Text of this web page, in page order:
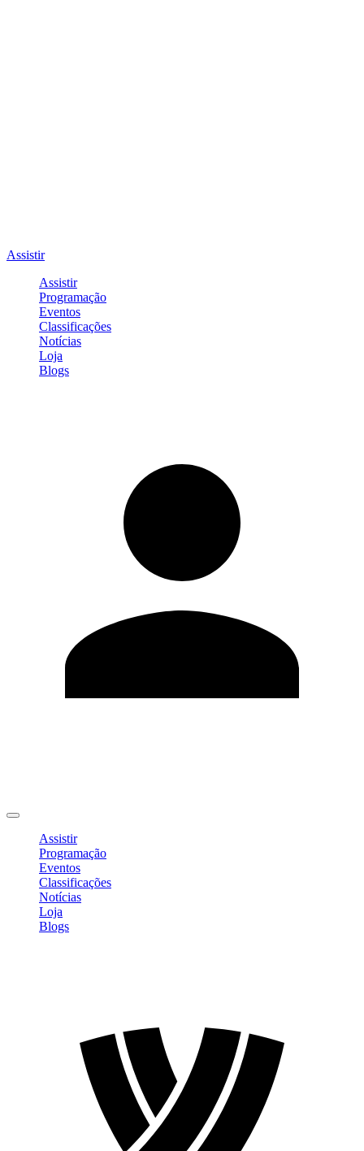
Assistir
Assistir
Programação
Eventos
Classificações
Notícias
Loja
Blogs
Assistir
Programação
Eventos
Classificações
Notícias
Loja
Blogs